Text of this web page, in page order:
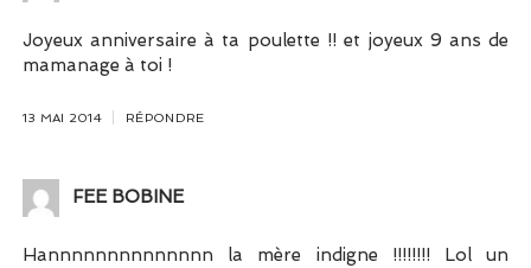
Joyeux anniversaire à ta poulette !! et joyeux 9 ans de
mamanage à toi !
13 MAI 2014 RÉPONDRE
FEE BOBINE
Hannnnnnnnnnnnnn la mère indigne !!!!!!!! Lol un